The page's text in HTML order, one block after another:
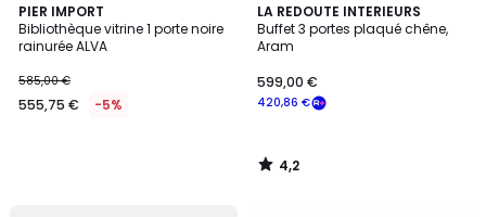
PIER IMPORT
Bibliothèque vitrine 1 porte noire
rainurée ALVA
585,00 €
555,75 € -5%
LA REDOUTE INTERIEURS
Buffet 3 portes plaqué chêne,
Aram
420,86 €
599,00 €
4,2
/ 5
4,2
/